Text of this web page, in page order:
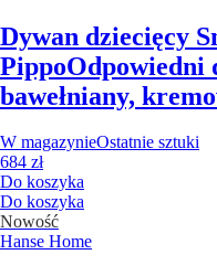
Dywan dziecięcy
PippoOdpowiedni
bawełniany,
W magazynieOstatnie sztuki
684 zł
Do koszyka
Do koszyka
Nowość
Hanse Home